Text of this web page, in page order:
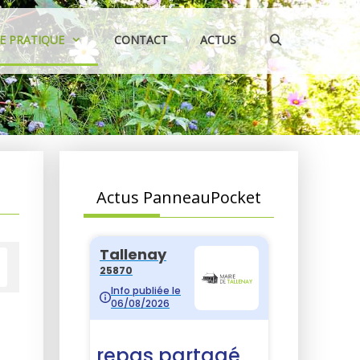
PRATIQUE CONTACT ACTUS
Actus PanneauPocket